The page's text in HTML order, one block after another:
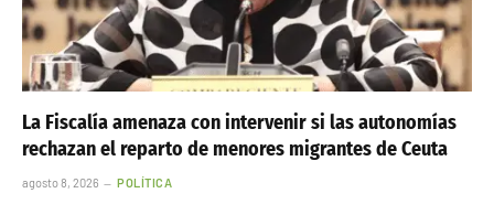
La Fiscalía amenaza con intervenir si las autonomías
rechazan el reparto de menores migrantes de Ceuta
agosto 8, 2026 POLÍTICA